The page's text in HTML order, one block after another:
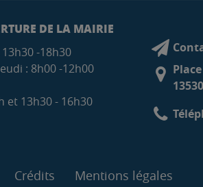
DE LA MAIRIE
-18h30
: 8h00 -12h00
et 13h30 - 16h30
Crédits Mentions légales